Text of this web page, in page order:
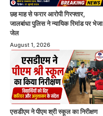
छह माह से फरार आरोपी गिरफ्तार,
जालबांधा पुलिस ने न्यायिक रिमांड पर भेजा
जेल
August 1, 2026
एसडीएम ने पीएम श्री स्कूल का निरीक्षण